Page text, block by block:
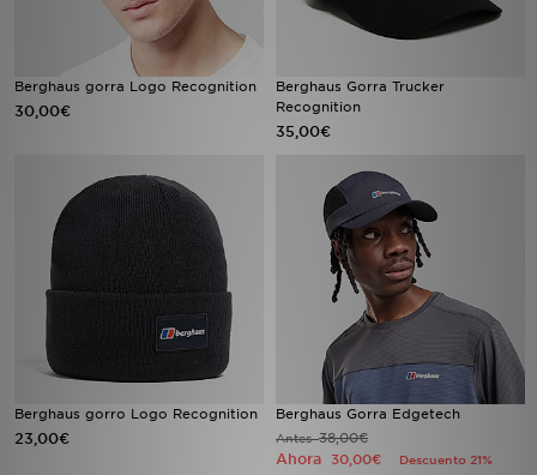
Berghaus gorra Logo Recognition
30,00€
Berghaus Gorra Trucker
Recognition
35,00€
Berghaus gorro Logo Recognition
23,00€
Berghaus Gorra Edgetech
Antes38,00€
Ahora 30,00€ Descuento 21%